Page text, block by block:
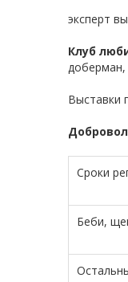
эксперт
Клуб
Выставки
Сроки
Беби,